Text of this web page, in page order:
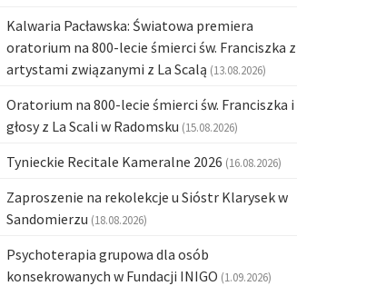
Kalwaria Pacławska: Światowa premiera
oratorium na 800-lecie śmierci św. Franciszka z
artystami związanymi z La Scalą (13.08.2026)
Oratorium na 800-lecie śmierci św. Franciszka i
głosy z La Scali w Radomsku (15.08.2026)
Tynieckie Recitale Kameralne 2026 (16.08.2026)
Zaproszenie na rekolekcje u Sióstr Klarysek w
Sandomierzu (18.08.2026)
Psychoterapia grupowa dla osób
konsekrowanych w Fundacji INIGO (1.09.2026)